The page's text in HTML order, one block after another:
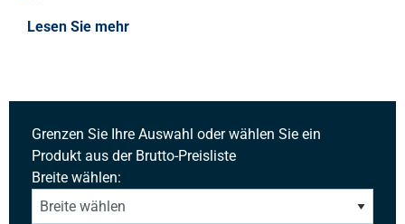
Lesen Sie mehr
Grenzen Sie Ihre Auswahl oder wählen Sie ein
Produkt aus der Brutto-Preisliste
Breite wählen: